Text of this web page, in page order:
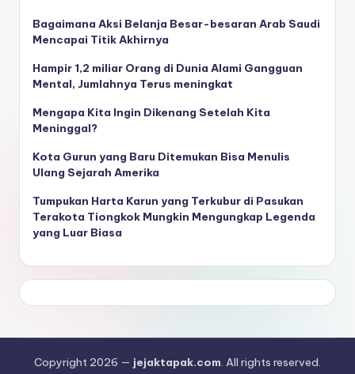
Bagaimana Aksi Belanja Besar-besaran Arab Saudi
Mencapai Titik Akhirnya
Hampir 1,2 miliar Orang di Dunia Alami Gangguan
Mental, Jumlahnya Terus meningkat
Mengapa Kita Ingin Dikenang Setelah Kita
Meninggal?
Kota Gurun yang Baru Ditemukan Bisa Menulis
Ulang Sejarah Amerika
Tumpukan Harta Karun yang Terkubur di Pasukan
Terakota Tiongkok Mungkin Mengungkap Legenda
yang Luar Biasa
Copyright 2026 — jejaktapak.com. All rights reserved.